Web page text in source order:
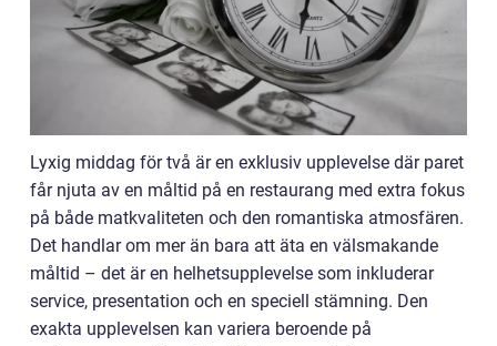
Lyxig middag för två är en exklusiv upplevelse där paret
får njuta av en måltid på en restaurang med extra fokus
på både matkvaliteten och den romantiska atmosfären.
Det handlar om mer än bara att äta en välsmakande
måltid – det är en helhetsupplevelse som inkluderar
service, presentation och en speciell stämning. Den
exakta upplevelsen kan variera beroende på